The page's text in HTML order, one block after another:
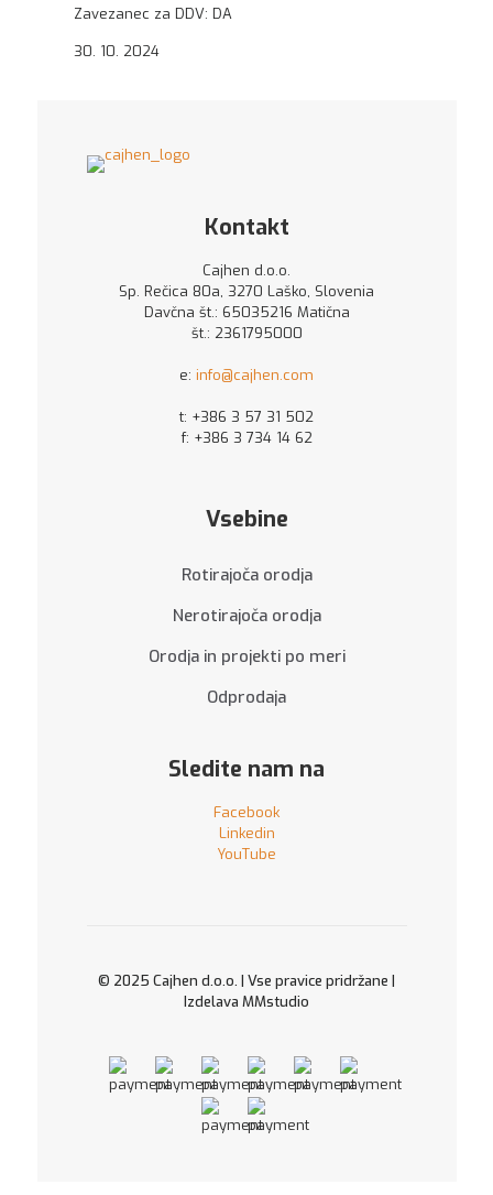
Zavezanec za DDV: DA
30. 10. 2024
Kontakt
Cajhen d.o.o.
Sp. Rečica 80a, 3270 Laško, Slovenia
Davčna št.: 65035216 Matična
št.: 2361795000
e: info@cajhen.com
t: +386 3 57 31 502
f: +386 3 734 14 62
Vsebine
Rotirajoča orodja
Nerotirajoča orodja
Orodja in projekti po meri
Odprodaja
Sledite nam na
Facebook
Linkedin
YouTube
© 2025 Cajhen d.o.o. | Vse pravice pridržane |
Izdelava MMstudio